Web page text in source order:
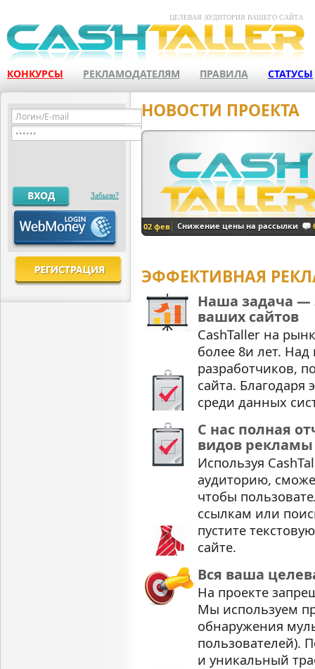
ЦЕЛЕВАЯ АУДИТОРИЯ ВАШЕГО САЙТА
КОНКУРСЫ РЕКЛАМОДАТЕЛЯМ ПРАВИЛА СТАТУСЫ
Забыли?
НОВОСТИ ПРОЕКТА
В связи с тем, что мы отсеяли много
мультиаккаунтов, мы можем снизить
на рассылку всем.
Просмотров: 32039
02 фев Снижение цены на рассылки
ЭФФЕКТИВНАЯ
Наша задача —
ваших сайтов
CashTaller на
более 8и лет.
разработчиков,
сайта.
среди данных
С нас полная
видов рекламы
Используя
аудиторию,
чтобы
ссылкам или
пустите
сайте.
Вся ваша
На проекте
Мы используем
обнаружения
пользователей).
и уникальный